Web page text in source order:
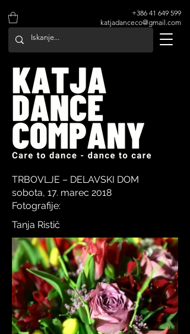
katjadanceco@gmail.com
+386 41 649 599
TRBOVLJE – DELAVSKI DOM
sobota, 17. marec 2018
Fotografije:
Tanja Ristič